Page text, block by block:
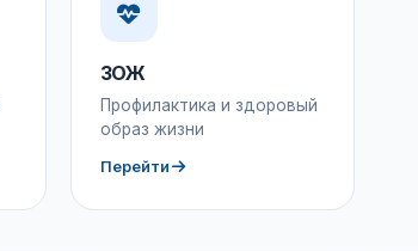
ЗОЖ
Профилактика и здоровый
образ жизни
Перейти